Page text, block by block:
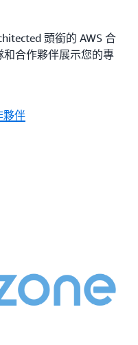
頭銜的 AWS 合
和合作夥伴展示您的專
夥伴